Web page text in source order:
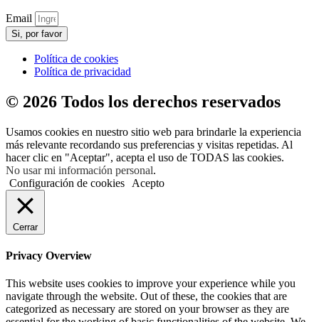
Email
Si, por favor
Política de cookies
Política de privacidad
© 2026 Todos los derechos reservados
Usamos cookies en nuestro sitio web para brindarle la experiencia
más relevante recordando sus preferencias y visitas repetidas. Al
hacer clic en "Aceptar", acepta el uso de TODAS las cookies.
No usar mi información personal.
Configuración de cookies
Acepto
Cerrar
Privacy Overview
This website uses cookies to improve your experience while you
navigate through the website. Out of these, the cookies that are
categorized as necessary are stored on your browser as they are